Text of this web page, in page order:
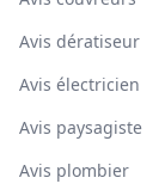
Avis dératiseur
Avis électricien
Avis paysagiste
Avis plombier